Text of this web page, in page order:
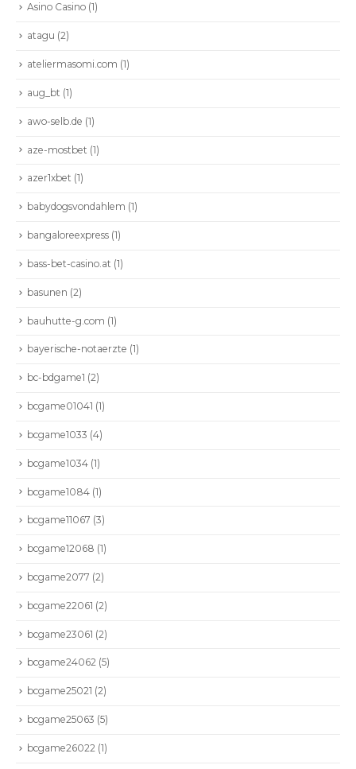
Asino Casino (1)
atagu (2)
ateliermasomi.com (1)
aug_bt (1)
awo-selb.de (1)
aze-mostbet (1)
azer1xbet (1)
babydogsvondahlem (1)
bangaloreexpress (1)
bass-bet-casino.at (1)
basunen (2)
bauhutte-g.com (1)
bayerische-notaerzte (1)
bc-bdgame1 (2)
bcgame01041 (1)
bcgame1033 (4)
bcgame1034 (1)
bcgame1084 (1)
bcgame11067 (3)
bcgame12068 (1)
bcgame2077 (2)
bcgame22061 (2)
bcgame23061 (2)
bcgame24062 (5)
bcgame25021 (2)
bcgame25063 (5)
bcgame26022 (1)